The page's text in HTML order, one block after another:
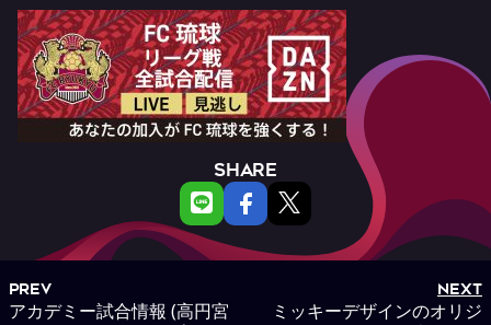
SHARE
PREV
アカデミー試合情報 (高円宮
NEXT
ミッキーデザインのオリジ